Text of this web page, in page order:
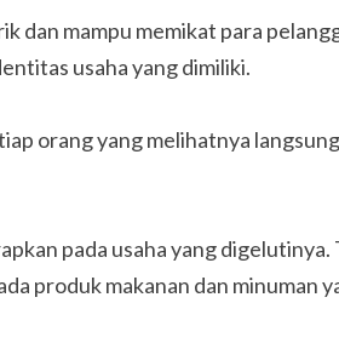
dan mampu memikat para
usaha yang dimiliki.
orang yang melihatnya
pada usaha yang digelutinya.
produk makanan dan minuman